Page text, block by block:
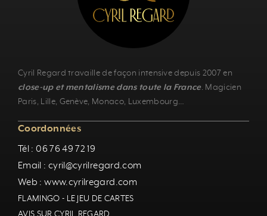
Cyril Regard travaille de façon intensive depuis 2007 en
close-up et mentalisme dans toute la France. Magicien
Paris, Lille, Genève, Monaco, Luxembourg…
Coordonnées
Tél : 06 76 49 72 19
Email : cyril@cyrilregard.com
Web : www.cyrilregard.com
FLAMINGO - LE JEU DE CARTES